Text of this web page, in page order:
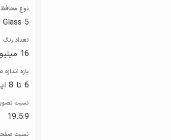
نوع
Glass 5
تعداد رنگ
16 میلیون
بازه‌
6 تا 8 اینچ
نسبت
19.5:9
نسبت